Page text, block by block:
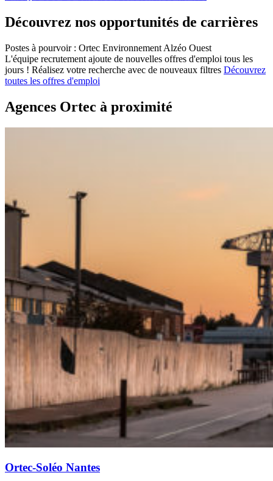
Découvrez nos opportunités de carrières
Postes à pourvoir : Ortec Environnement Alzéo Ouest
L'équipe recrutement ajoute de nouvelles offres d'emploi tous les
jours ! Réalisez votre recherche avec de nouveaux filtres Découvrez
toutes les offres d'emploi
Agences Ortec à proximité
Ortec-Soléo Nantes